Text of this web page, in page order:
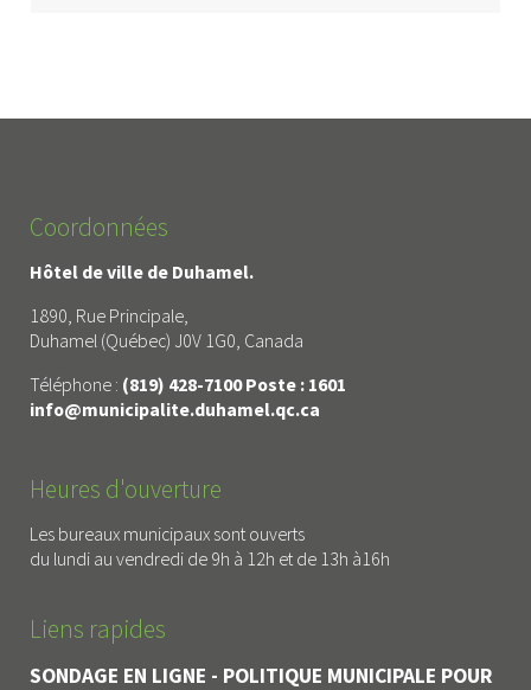
Coordonnées
Hôtel de ville de Duhamel.
1890, Rue Principale,
Duhamel (Québec) J0V 1G0, Canada
Téléphone : (819) 428-7100 Poste : 1601
info@municipalite.duhamel.qc.ca
Heures d'ouverture
Les bureaux municipaux sont ouverts
du lundi au vendredi de 9h à 12h et de 13h à16h
Liens rapides
SONDAGE EN LIGNE - POLITIQUE MUNICIPALE POUR